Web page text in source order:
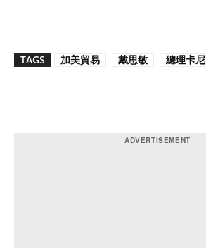
TAGS 加美貿易 戴思敏 總理卡尼